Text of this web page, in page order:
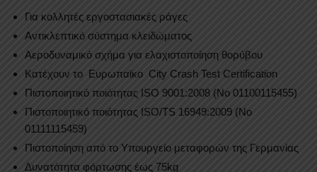
Για κολλητές εργοστασιακές ράγες
Αντικλεπτικό σύστημα κλειδώματος
Αεροδυναμικό σχήμα για ελαχιστοποίηση θορύβου
Κατέχουν το Ευρωπαϊκο City Crash Test Certification
Πιστοποιητικό ποιότητας ISO 9001:2008 (No 01100115455)
Πιστοποιητικό ποιότητας ISO/TS 16949:2009 (No
01111115459)
Πιστοποίηση από το Υπουργείο μεταφορών της Γερμανίας
Δυνατότητα φόρτωσης έως 75kg